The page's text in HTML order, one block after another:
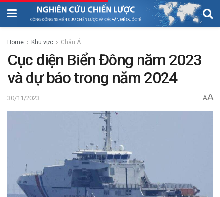
Home Khu vực Châu Á
Cục diện Biển Đông năm 2023
và dự báo trong năm 2024
30/11/2023 AA